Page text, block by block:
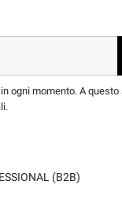
ogni momento. A
(B2B)